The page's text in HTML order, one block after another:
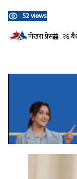
52 views
प‍ोखरा प्रेस
२६